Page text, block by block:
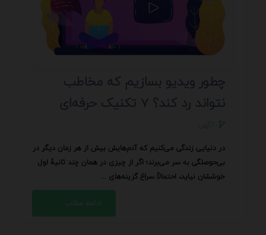
چطور ویدیو بسازیم که مخاطب
نتواند رد کند؟ 7 تکنیک حرفه‌ای
در دنیایی زندگی می‌کنیم که آدم‌هایش بیش از هر زمان دیگر در
بی‌حوصلگی به سر می‌برند؛ اگر از چیزی در همان چند ثانیۀ اول
خوششان نیاید، احتمالاً سراغ گزینه‌های ...
ادامه مطلب